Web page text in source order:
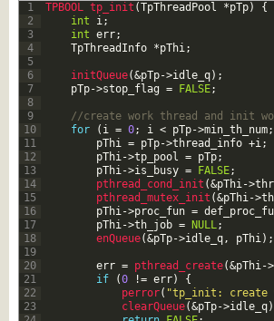
1
2
3
4
5
6
7
8
9
10
11
12
13
14
15
16
17
18
19
20
21
22
23
TPBOOL tp_init (TpThreadPool *pTp)
{
int
i;
int err;
TpThreadInfo *pThi;
initQueue(&pTp->idle_q) ;
pTp->stop_flag = FALSE;
//create work thread and init
for
( i = 0; i < pTp->min_th_num;
pThi = pTp->thread_info +i;
pThi->tp_pool = pTp;
pThi->is_busy = FALSE;
pthread_cond_init (&pThi->
pthread_mutex_init (&pThi->
pThi->proc_fun =
pThi->th_job = NULL;
enQueue(&pTp->idle_q, pThi) ;
err = pthread_create(&pThi->
if
(0 != err)
{
perror( "tp_init: create
clearQueue(&pTp->idle_q)